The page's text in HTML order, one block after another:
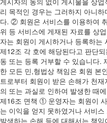
리 목적인 경우는 그러하지 아니
다. ② 회원은 서비스를 이용하여
위 등 서비스에 게재된 자료를 상
자는 회원이 게시하거나 등록하는
제12조 각 호에 해당된다고 판단
동 또는 등록 거부할 수 있습니다.
한 모든 민,형법상 책임은 회원 본
트로부터 회원이 받은 손해가 천
의 또는 과실로 인하여 발생한 때
제16조 면책 ① 운영자는 회원이
는 이익을 얻지 못하였거나 서비
발생하는 손해 등에 대해서는 책